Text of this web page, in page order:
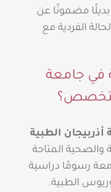
بديلًا مضمونًا عن
الفردية مع
في جامعة
أذربيجان الطبية
المتاحة
رسومًا دراسية
الطبية.